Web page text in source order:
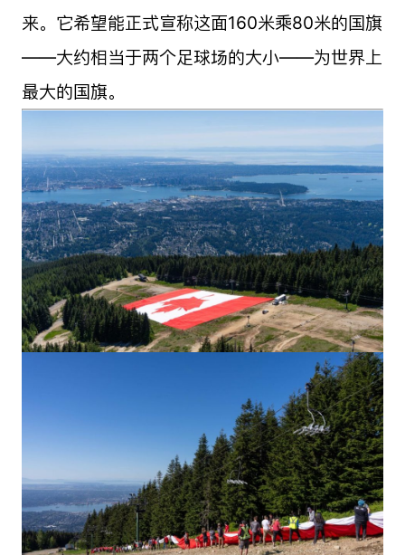
来。它希望能正式宣称这面160米乘80米的国旗
——大约相当于两个足球场的大小——为世界上
最大的国旗。